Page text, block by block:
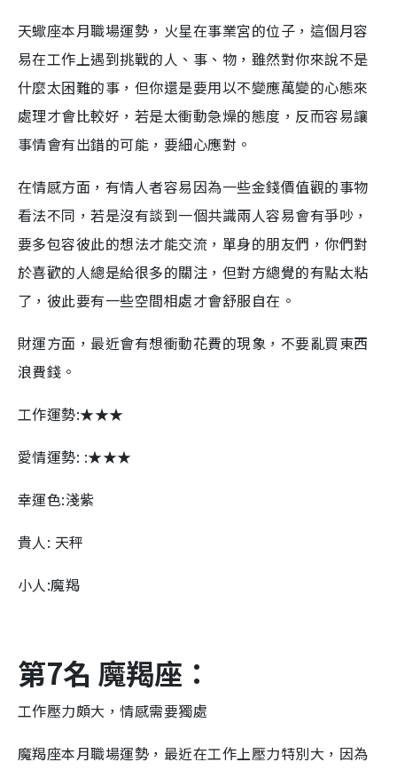
天蠍座本月職場運勢，火星在事業宮的位子，這個月容
易在工作上遇到挑戰的人、事、物，雖然對你來說不是
什麼太困難的事，但你還是要用以不變應萬變的心態來
處理才會比較好，若是太衝動急燥的態度，反而容易讓
事情會有出錯的可能，要細心應對。
在情感方面，有情人者容易因為一些金錢價值觀的事物
看法不同，若是沒有談到一個共識兩人容易會有爭吵，
要多包容彼此的想法才能交流，單身的朋友們，你們對
於喜歡的人總是給很多的關注，但對方總覺的有點太粘
了，彼此要有一些空間相處才會舒服自在。
財運方面，最近會有想衝動花費的現象，不要亂買東西
浪費錢。
工作運勢:★★★
愛情運勢: :★★★
幸運色:淺紫
貴人: 天秤
小人:魔羯
第7名 魔羯座：
工作壓力頗大，情感需要獨處
魔羯座本月職場運勢，最近在工作上壓力特別大，因為